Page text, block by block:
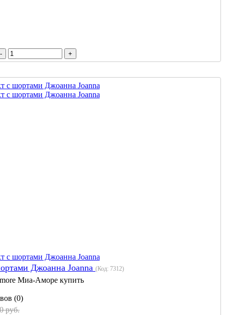
Джоанна Joanna (Код: 7312)
Миа-Аморе купить
(0)
руб.